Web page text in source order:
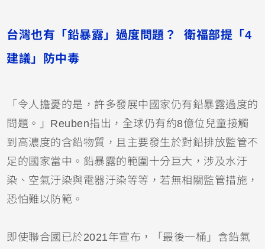
台灣也有「鉛暴露」過度問題？ 衛福部提「4
建議」防中毒
「令人擔憂的是，許多發展中國家仍有鉛暴露過度的
問題。」Reuben指出，全球仍有約8億位兒童接觸
到高濃度的含鉛物質，且主要發生於對鉛排放監管不
足的國家當中。鉛暴露的範圍十分巨大，涉及水汙
染、空氣汙染與電器汙染等等，若無相關監管措施，
恐怕難以防範。
即使聯合國已於2021年宣布，「最後一桶」含鉛氣